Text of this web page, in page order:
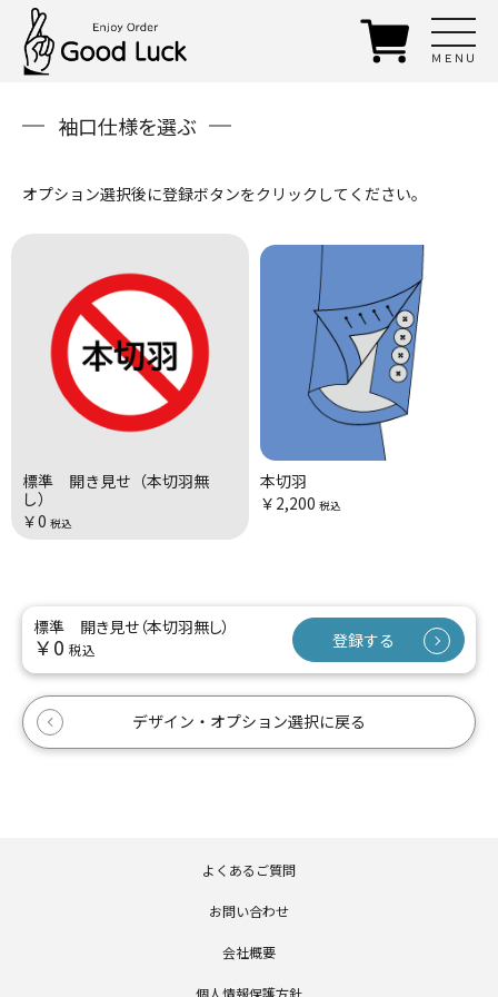
ＭＥＮＵ
袖口仕様を選ぶ
オプション選択後に登録ボタンをクリックしてください。
標準 開き見せ（本切羽無
し）
￥0 税込
本切羽
￥2,200 税込
標準 開き見せ（本切羽無し）
￥0 税込 登録する
デザイン・オプション選択に戻る
よくあるご質問
お問い合わせ
会社概要
個人情報保護方針